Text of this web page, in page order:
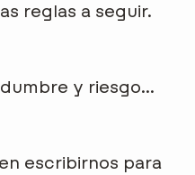
reglas a seguir.
y riesgo...
escribirnos para